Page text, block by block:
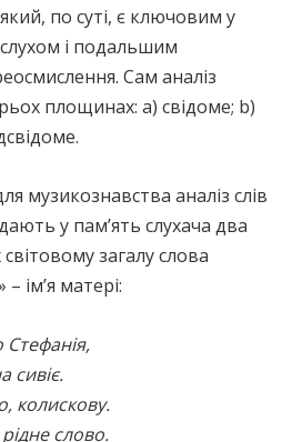
по суті, є ключовим у
і подальшим
Сам аналіз
площинах: а) свідоме; b)
музикознавства аналіз слів
у пам’ять слухача два
загалу слова
ім’я матері:
сивіє.
колискову.
слово.